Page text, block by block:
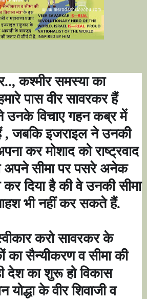
,कश्मीर समस्या का
पास वीर सावरकर हैं
उनके विचाए गहन कब्र में
, जबकि इजराइल ने उनकी
कर मोशाद को राष्ट्रवाद
अपने सीमा पर पसरे अनेक
दिया है की वे उनकी सीमा
भी नहीं कर सकते हैं.
करो सावरकर के
का सैन्यीकरण व सीमा की
देश का शुरू हो विकास
योद्धा के वीर शिवाजी व